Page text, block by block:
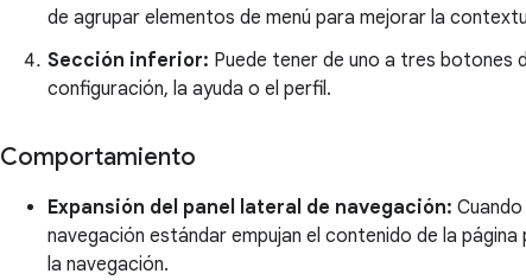
de agrupar elementos de menú para mejorar la
Sección inferior: Puede tener de uno a tres botones
configuración, la ayuda o el perfil.
Comportamiento
Expansión del panel lateral de navegación:
navegación estándar empujan el contenido de la
la navegación.